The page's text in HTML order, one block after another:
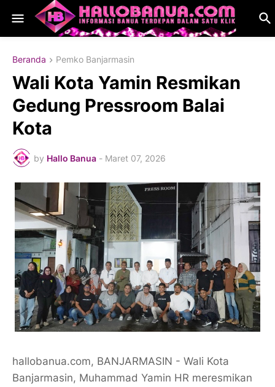
Beranda Pemko Banjarmasin
Wali Kota Yamin Resmikan
Gedung Pressroom Balai
Kota
by Hallo Banua - Maret 07, 2026
hallobanua.com, BANJARMASIN - Wali Kota
Banjarmasin, Muhammad Yamin HR meresmikan